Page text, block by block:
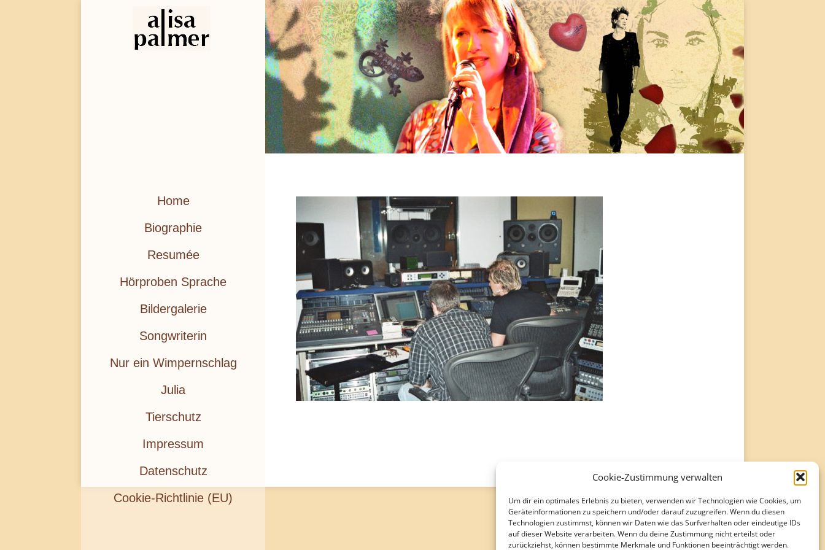
Cookie-Zustimmung verwalten
Um dir ein optimales Erlebnis zu bieten, verwenden wir Technologien wie Cookies, um
Geräteinformationen zu speichern und/oder darauf zuzugreifen. Wenn du diesen
Technologien zustimmst, können wir Daten wie das Surfverhalten oder eindeutige IDs
auf dieser Website verarbeiten. Wenn du deine Zustimmung nicht erteilst oder
zurückziehst, können bestimmte Merkmale und Funktionen beeinträchtigt werden.
Home
Biographie
Resumée
Hörproben Sprache
Bildergalerie
Songwriterin
Nur ein Wimpernschlag
Julia
Tierschutz
Impressum
Datenschutz
Cookie-Richtlinie (EU)